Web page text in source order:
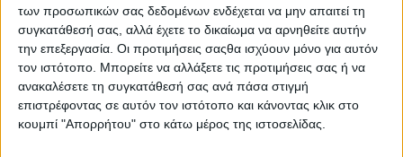
των προσωπικών σας δεδομένων ενδέχεται να μην απαιτεί τη
συγκατάθεσή σας, αλλά έχετε το δικαίωμα να αρνηθείτε αυτήν
την επεξεργασία. Οι προτιμήσεις σαςθα ισχύουν μόνο για αυτόν
τον ιστότοπο. Μπορείτε να αλλάξετε τις προτιμήσεις σας ή να
ανακαλέσετε τη συγκατάθεσή σας ανά πάσα στιγμή
επιστρέφοντας σε αυτόν τον ιστότοπο και κάνοντας κλικ στο
κουμπί "Απορρήτου" στο κάτω μέρος της ιστοσελίδας.
Μεγαλύτερη η θνησιμότητα από καρκίνο του δέρματος
στους άνδρες
Σήμερα θα περάσει ο Ερμής μπροστά από τον Ήλιο